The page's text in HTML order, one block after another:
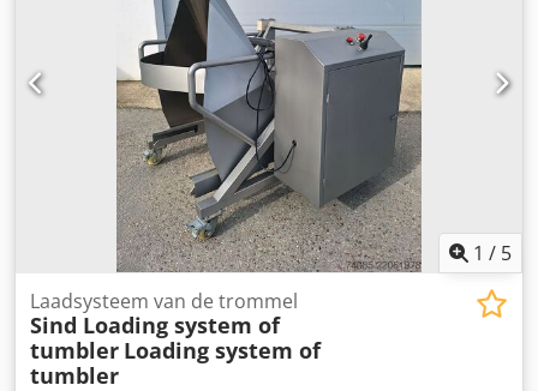
1 / 5
Laadsysteem van de trommel
Sind Loading system of
tumbler Loading system of
tumbler